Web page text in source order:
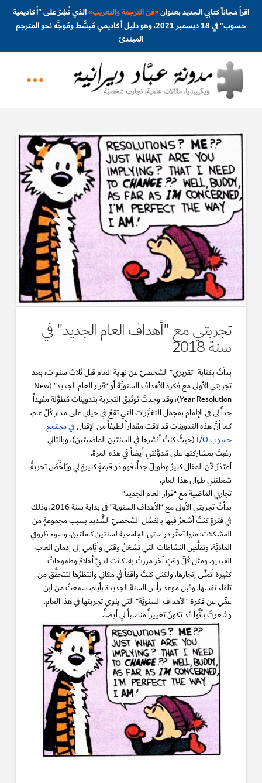
اقرأ مجاناً كتابي الجديد بعنوان«فن الترجمة والتعريب»الذي نُشِرَ على "أكاديمية
حسوب" في 18 ديسمبر 2021، وهو دليل أكاديمي مُبسَّط ومُوجَّه نحو المترجم
المبتدئ
تجربتي مع "أهداف العام الجديد" في
سنة 2018
بدأتُ بكتابة “تقريري” الشخصيّ عن نهاية العام قبل ثلاث سنوات، بعد
تجربتي الأولى مع فكرة الأهداف السنويَّة أو “قرار العام الجديد” (New
Year Resolution)، وقد وجدتُ توثيق التجربة بتدوينات مُطوَّلة مفيداً
جداً لي في الإلمام بمجمل التغيُّرات التي تقعُ في حياتي على مدار كُلّ عام،
كما أنَّ هذه التدوينات قد لاقت مقداراً لطيفاً من الإقبالفي مجتمع
حسوب I/O
(حيثُ كنتُ أنشرها في السنتين الماضيتين)، وبالتالي
رغبتُ بمشاركتها على مُدوَّنتي أيضاً في هذه المرة.
أعتذرُ لأن المقال كبيرٌ وطويلٌ جداً، فهو ذو قيمةٍ كبيرةٍ لي ويُلخِّصُ تجربةً
شغلتني طوال هذا العام.
تجاربي الماضية مع “قرار العام الجديد”
بدأتُ تجربتي الأولى مع “الأهداف السنوية” في بداية سنة 2016، وذلك
في فترةٍ كنتُ أشعرُ فيها بالفشل الشخصيّ الشَّديد بسبب مجموعةٍ من
المشكلات: منها تعثّر دراستي الجامعية لسنتين كاملتين، وسوء ظروفي
الماديَّة، وتقلُّصِ النشاطات التي تشغلُ وقتي وأيَّامي إلى إدمان ألعاب
الفيديو. ومثل كُلِّ وقتٍ آخر مررتُ به، كانت لديَّ أحلامٌ وطموحاتٌ
كثيرة أتمنَّى إنجازها، ولكني كنتُ واقفاً في مكاني وأنتظرُها لتتحقَّق من
تلقاء نفسها. وقبل موعد رأس السنة الجديدة بأيام، سمعتُ من ابن
عمِّي عن فكرة “الأهداف السنويَّة” التي ينوي تجربتها في هذا العام.
وشعرتُ بأنَّها قد تكونُ تغييراً مناسباً لي أيضاً.